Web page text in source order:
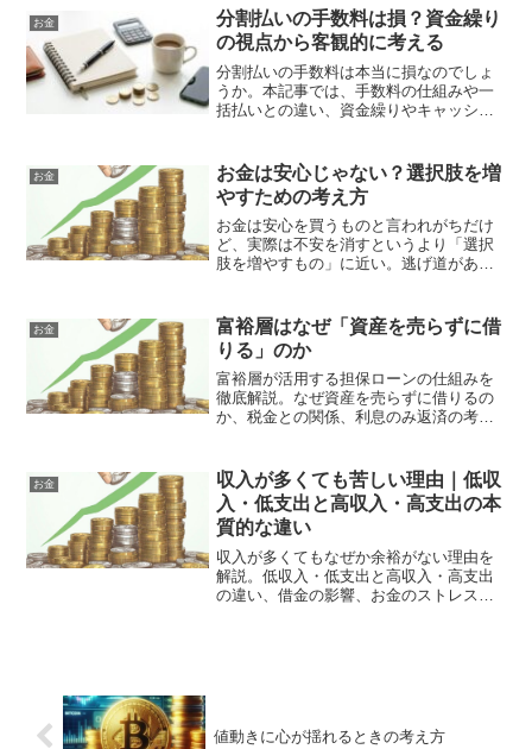
わかりやすく解説します。
お金
分割払いの手数料は損？資金繰り
の視点から客観的に考える
分割払いの手数料は本当に損なのでしょ
うか。本記事では、手数料の仕組みや一
括払いとの違い、資金繰りやキャッシュ
お金
お金は安心じゃない？選択肢を増
やすための考え方
お金は安心を買うものと言われがちだけ
ど、実際は不安を消すというより「選択
肢を増やすもの」に近い。逃げ道がある
お金
富裕層はなぜ「資産を売らずに借
りる」のか
富裕層が活用する担保ローンの仕組みを
徹底解説。なぜ資産を売らずに借りるの
か、税金との関係、利息のみ返済の考え
不動産投資家・超富裕層の資産運用とレ
バレッジ戦略を深く理解できる記事で
す。
お金
収入が多くても苦しい理由｜低収
入・低支出と高収入・高支出の本
質的な違い
収入が多くてもなぜか余裕がない理由を
解説。低収入・低支出と高収入・高支出
の違い、借金の影響、お金のストレスの
値動きに心が揺れるときの考え方